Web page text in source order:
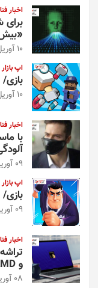
اخبار
10 آوریل 2024
اپ بازار
بازی/ Hide.io؛ از چشم بقیه پنهان شوید
10 آوریل 2024
اخبار
با
09 آوریل 2024
اپ بازار
بازی/ Agent Dash؛ سکه‌ها را جمع کنید
09 آوریل 2024
اخبار
و AMD را شکست داد
08 آوریل 2024